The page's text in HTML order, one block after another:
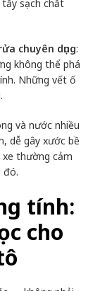
sạch chất
chuyên dụng:
không thể phá
Những vết ố
và nước nhiều
dễ gây xước bề
thường cảm
đó.
tính:
cho